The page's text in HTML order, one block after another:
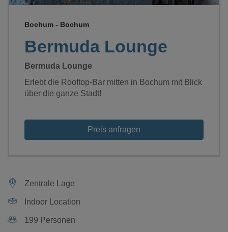
Bermuda Lounge
Bochum - Bochum
Bermuda Lounge
Erlebt die Rooftop-Bar mitten in Bochum mit Blick
über die ganze Stadt!
Preis anfragen
Zentrale Lage
Indoor Location
199 Personen